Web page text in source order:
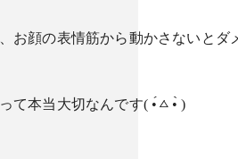
お顔の表情筋から動かさないとダ
て本当大切なんです( •́ㅿ•̀ )